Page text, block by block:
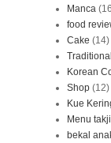
Manca
food
Cake (14)
Korean
Shop (12)
Kue
Menu
bekal